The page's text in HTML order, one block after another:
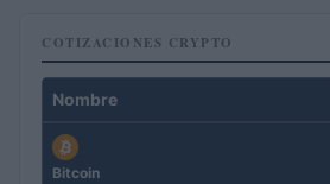
COTIZACIONES CRYPTO
Nombre
Bitcoin